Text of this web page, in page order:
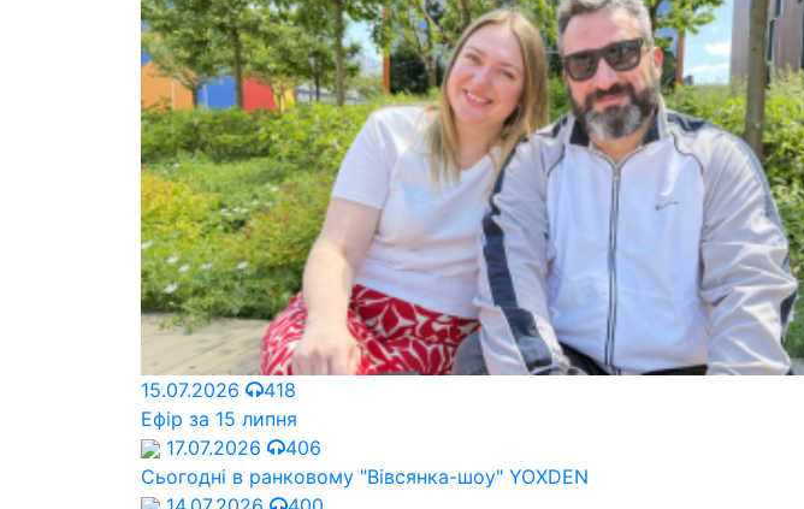
15.07.2026
418
Ефір за 15 липня
17.07.2026
406
Сьогодні в ранковому "Вівсянка-шоу" YOXDEN